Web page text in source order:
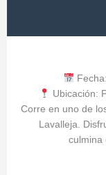
Ubicación:
Corre en uno de
Lavalleja.
culmina